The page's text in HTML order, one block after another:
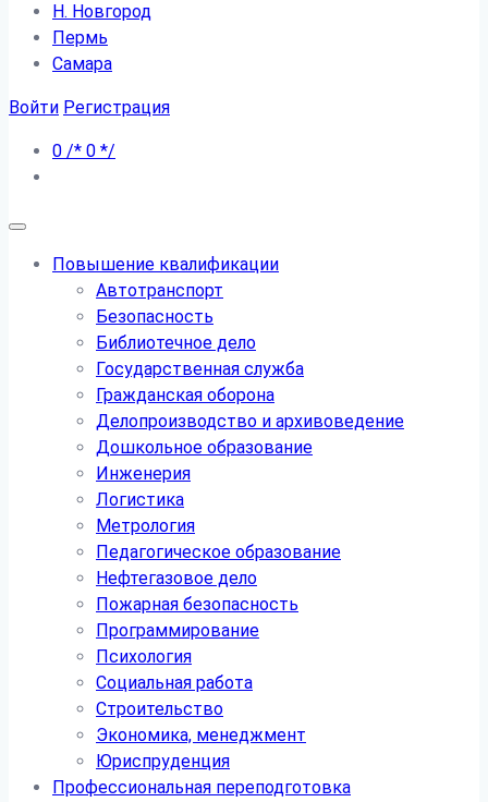
Н. Новгород
Пермь
Самара
Войти Регистрация
0 /* 0 */
Повышение квалификации
Автотранспорт
Безопасность
Библиотечное дело
Государственная служба
Гражданская оборона
Делопроизводство и архивоведение
Дошкольное образование
Инженерия
Логистика
Метрология
Педагогическое образование
Нефтегазовое дело
Пожарная безопасность
Программирование
Психология
Социальная работа
Строительство
Экономика, менеджмент
Юриспруденция
Профессиональная переподготовка